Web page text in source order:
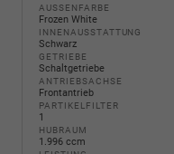
AUSSENFARBE
Frozen White
INNENAUSSTATTUNG
Schwarz
GETRIEBE
Schaltgetriebe
ANTRIEBSACHSE
Frontantrieb
PARTIKELFILTER
1
HUBRAUM
1.996 ccm